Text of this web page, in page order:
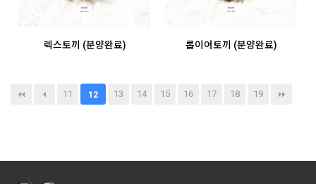
렉스토끼 (분양완료) 롭이어토끼 (분양완료)
11 12 13 14 15 16 17 18 19